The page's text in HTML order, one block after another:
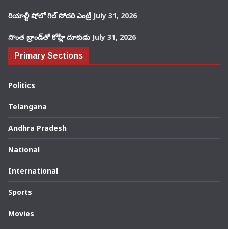
రియాల్టీ షోలో గిల్ సోదరి ఎంట్రీ July 31, 2026
సొంత బ్రాండ్‌తో కోహ్లీ దూకుడు July 31, 2026
Primary Sections
Politics
Telangana
Andhra Pradesh
National
International
Sports
Movies